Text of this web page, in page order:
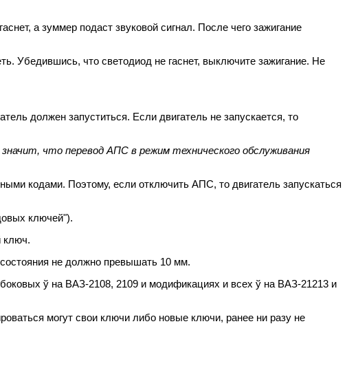
а зуммер подаст звуковой сигнал. После чего зажигание
Убедившись, что светодиод не гаснет, выключите зажигание. Не
должен запуститься. Если двигатель не запускается, то
что перевод АПС в режим технического обслуживания
кодами. Поэтому, если отключить АПС, то двигатель запускаться
ключей").
ключ.
не должно превышать 10 мм.
ў на ВАЗ-2108, 2109 и модификациях и всех ў на ВАЗ-21213 и
могут свои ключи либо новые ключи, ранее ни разу не